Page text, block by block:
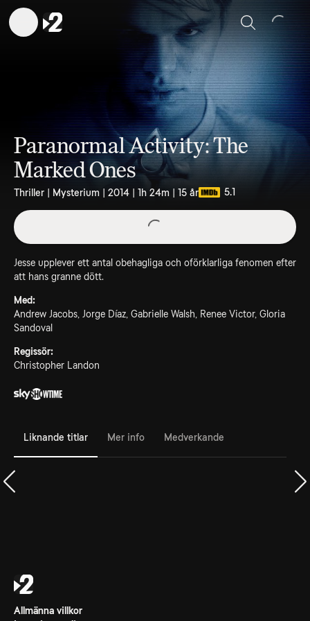
Sök
Paranormal Activity: The
Marked Ones
Thriller | Mysterium | 2014 | 1h 24m | 15 år 5.1
Jesse upplever ett antal obehagliga och oförklarliga fenomen efter
att hans granne dött.
Med:
Andrew Jacobs, Jorge Díaz, Gabrielle Walsh, Renee Victor, Gloria
Sandoval
Regissör:
Christopher Landon
Liknande titlar Mer info Medverkande
Allmänna villkor